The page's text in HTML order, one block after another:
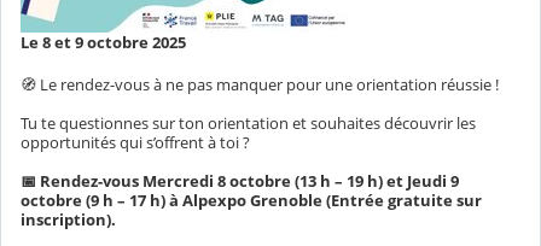
Le 8 et 9 octobre 2025
🧭 Le rendez-vous à ne pas manquer pour une orientation réussie !
Tu te questionnes sur ton orientation et souhaites découvrir les
opportunités qui s’offrent à toi ?
📅 Rendez-vous Mercredi 8 octobre (13 h – 19 h) et Jeudi 9
octobre (9 h – 17 h) à Alpexpo Grenoble (Entrée gratuite sur
inscription).